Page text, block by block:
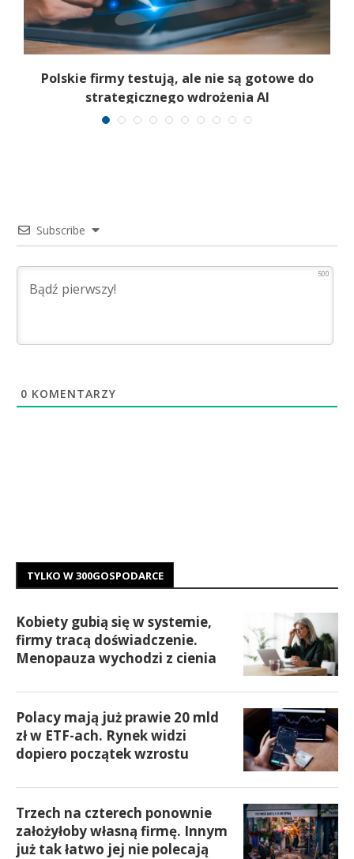
Polskie firmy testują, ale nie są gotowe do
strategicznego wdrożenia AI
Subscribe
500
0 KOMENTARZY
TYLKO W 300GOSPODARCE
Kobiety gubią się w systemie,
firmy tracą doświadczenie.
Menopauza wychodzi z cienia
Polacy mają już prawie 20 mld
zł w ETF-ach. Rynek widzi
dopiero początek wzrostu
Trzech na czterech ponownie
założyłoby własną firmę. Innym
już tak łatwo jej nie polecają